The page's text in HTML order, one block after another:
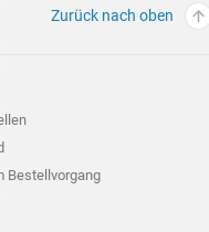
Zurück nach oben
Bestellvorgang